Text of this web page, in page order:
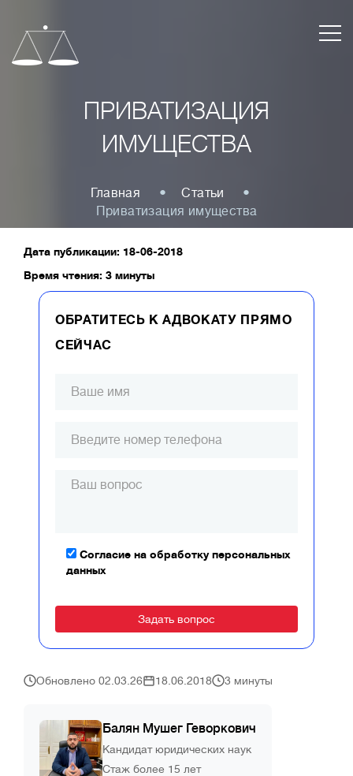
ПРИВАТИЗАЦИЯ
ИМУЩЕСТВА
Главная
Статьи
Приватизация имущества
Дата публикации: 18-06-2018
Время чтения: 3 минуты
ОБРАТИТЕСЬ К АДВОКАТУ ПРЯМО
СЕЙЧАС
Согласие на обработку персональных
данных
Обновлено 02.03.26 18.06.2018 3 минуты
Балян Мушег Геворкович
Кандидат юридических наук
Стаж более 15 лет